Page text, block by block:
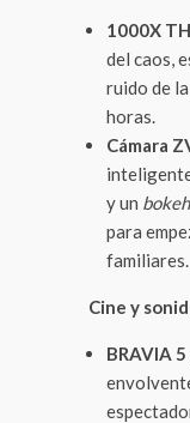
1000X
del caos,
ruido de
horas.
Cámara
y un bokeh
para
familiares.
Cine y
BRAVIA